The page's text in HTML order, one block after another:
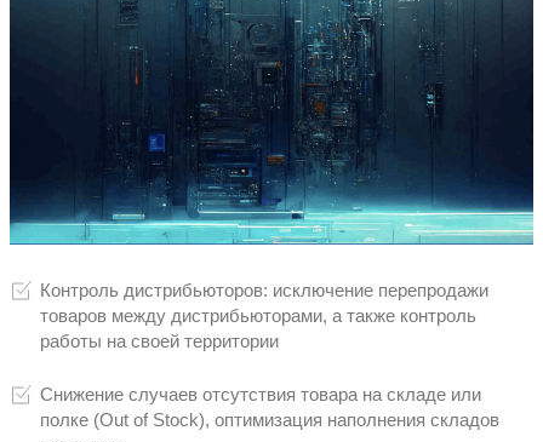
передачи данных со стороны
Контроль качества данных
КПБС Мультисвязь позволяет:
настроить обязательные поля и
сообщения об ошибке в случае
настроить сложные правила
которых оператору также будет